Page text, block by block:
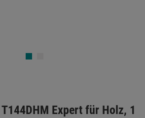
Expert für Holz, 1